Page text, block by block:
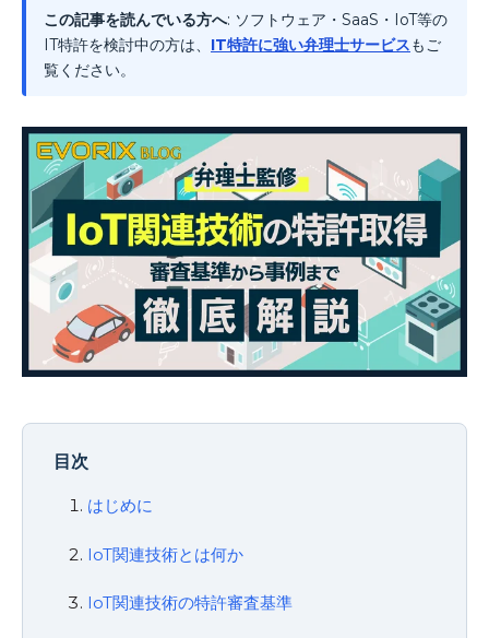
この記事を読んでいる方へ: ソフトウェア・SaaS・IoT等の
IT特許を検討中の方は、 IT特許に強い弁理士サービスもご
覧ください。
目次
はじめに
IoT関連技術とは何か
IoT関連技術の特許審査基準